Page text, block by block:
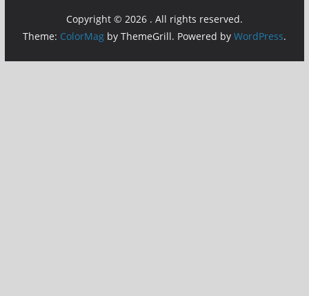
Copyright © 2026 . All rights reserved.
Theme: ColorMagby ThemeGrill. Powered by WordPress.